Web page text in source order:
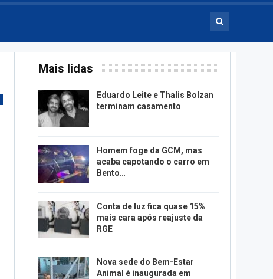
Mais lidas
Eduardo Leite e Thalis Bolzan
terminam casamento
Homem foge da GCM, mas
acaba capotando o carro em
Bento…
Conta de luz fica quase 15%
mais cara após reajuste da
RGE
Nova sede do Bem-Estar
Animal é inaugurada em